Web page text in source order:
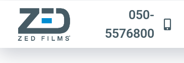
050-
5576800